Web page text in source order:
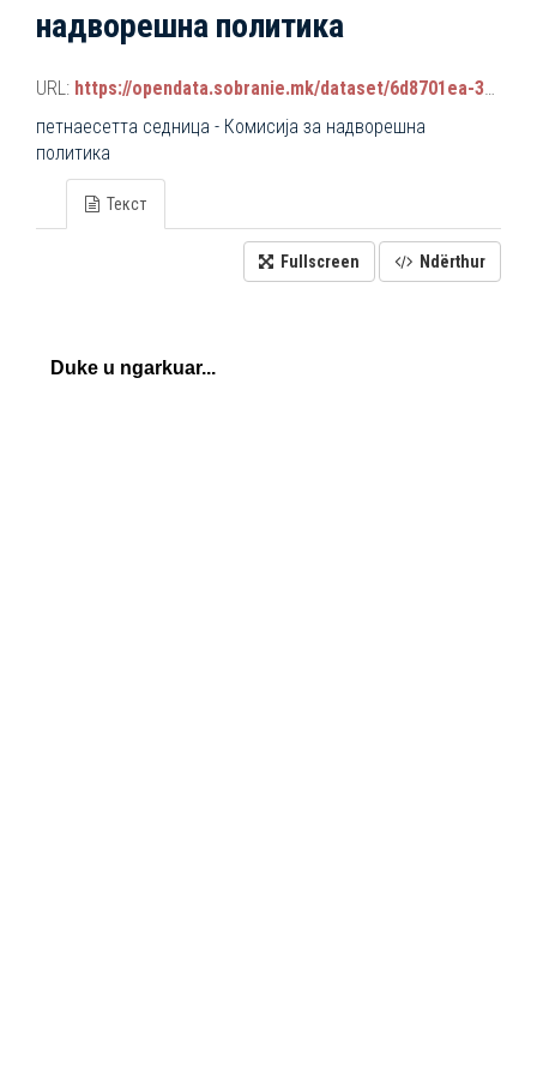
надворешна политика
URL: https://opendata.sobranie.mk/dataset/6d8701ea-3a42-465d-8f88-639bc6dc1a8e/resource/a44c77f1-6907-48c1-9dbe-283a42b11feb/download/komisiski_sednici.json
петнаесетта седница - Комисија за надворешна
политика
Текст
Fullscreen Ndërthur